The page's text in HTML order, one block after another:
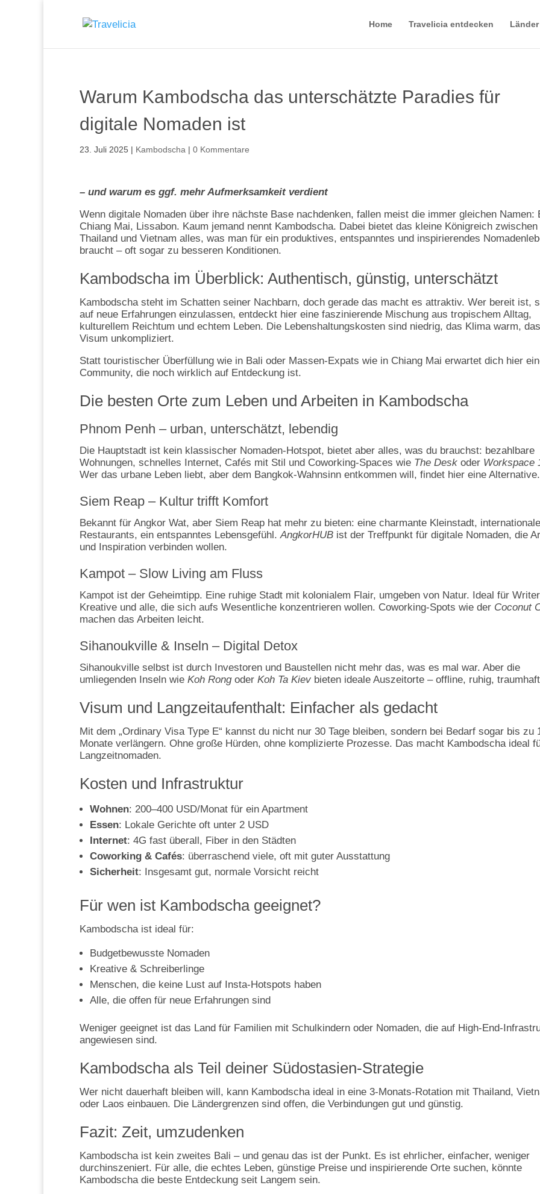
Home Travelicia entdecken Länder
Warum Kambodscha das unterschätzte Paradies für
digitale Nomaden ist
23. Juli 2025 | Kambodscha | 0 Kommentare
– und warum es ggf. mehr Aufmerksamkeit verdient
Wenn digitale Nomaden über ihre nächste Base nachdenken, fallen meist die immer gleichen Namen:
Chiang Mai, Lissabon. Kaum jemand nennt Kambodscha. Dabei bietet das kleine Königreich zwischen
Thailand und Vietnam alles, was man für ein produktives, entspanntes und inspirierendes
braucht – oft sogar zu besseren Konditionen.
Kambodscha im Überblick: Authentisch, günstig, unterschätzt
Kambodscha steht im Schatten seiner Nachbarn, doch gerade das macht es attraktiv. Wer bereit ist,
auf neue Erfahrungen einzulassen, entdeckt hier eine faszinierende Mischung aus tropischem Alltag,
kulturellem Reichtum und echtem Leben. Die Lebenshaltungskosten sind niedrig, das Klima warm, das
Visum unkompliziert.
Statt touristischer Überfüllung wie in Bali oder Massen-Expats wie in Chiang Mai erwartet dich hier
Community, die noch wirklich auf Entdeckung ist.
Die besten Orte zum Leben und Arbeiten in Kambodscha
Phnom Penh – urban, unterschätzt, lebendig
Die Hauptstadt ist kein klassischer Nomaden-Hotspot, bietet aber alles, was du brauchst: bezahlbare
Wohnungen, schnelles Internet, Cafés mit Stil und Coworking-Spaces wie The Desk oder Workspace
Wer das urbane Leben liebt, aber dem Bangkok-Wahnsinn entkommen will, findet hier eine Alternative.
Siem Reap – Kultur trifft Komfort
Bekannt für Angkor Wat, aber Siem Reap hat mehr zu bieten: eine charmante Kleinstadt, internationale
Restaurants, ein entspanntes Lebensgefühl.AngkorHUB ist der Treffpunkt für digitale Nomaden, die
und Inspiration verbinden wollen.
Kampot – Slow Living am Fluss
Kampot ist der Geheimtipp. Eine ruhige Stadt mit kolonialem Flair, umgeben von Natur. Ideal für
Kreative und alle, die sich aufs Wesentliche konzentrieren wollen. Coworking-Spots wie der Coconut
machen das Arbeiten leicht.
Sihanoukville & Inseln – Digital Detox
Sihanoukville selbst ist durch Investoren und Baustellen nicht mehr das, was es mal war. Aber die
umliegenden Inseln wie Koh Rongoder Koh Ta Kiev bieten ideale Auszeitorte – offline, ruhig,
Visum und Langzeitaufenthalt: Einfacher als gedacht
Mit dem „Ordinary Visa Type E“ kannst du nicht nur 30 Tage bleiben, sondern bei Bedarf sogar bis zu
Monate verlängern. Ohne große Hürden, ohne komplizierte Prozesse. Das macht Kambodscha ideal
Langzeitnomaden.
Kosten und Infrastruktur
Wohnen: 200–400 USD/Monat für ein Apartment
Essen: Lokale Gerichte oft unter 2 USD
Internet: 4G fast überall, Fiber in den Städten
Coworking & Cafés: überraschend viele, oft mit guter Ausstattung
Sicherheit: Insgesamt gut, normale Vorsicht reicht
Für wen ist Kambodscha geeignet?
Kambodscha ist ideal für:
Budgetbewusste Nomaden
Kreative & Schreiberlinge
Menschen, die keine Lust auf Insta-Hotspots haben
Alle, die offen für neue Erfahrungen sind
Weniger geeignet ist das Land für Familien mit Schulkindern oder Nomaden, die auf High-End-
angewiesen sind.
Kambodscha als Teil deiner Südostasien-Strategie
Wer nicht dauerhaft bleiben will, kann Kambodscha ideal in eine 3-Monats-Rotation mit Thailand,
oder Laos einbauen. Die Ländergrenzen sind offen, die Verbindungen gut und günstig.
Fazit: Zeit, umzudenken
Kambodscha ist kein zweites Bali – und genau das ist der Punkt. Es ist ehrlicher, einfacher, weniger
durchinszeniert. Für alle, die echtes Leben, günstige Preise und inspirierende Orte suchen, könnte
Kambodscha die beste Entdeckung seit Langem sein.